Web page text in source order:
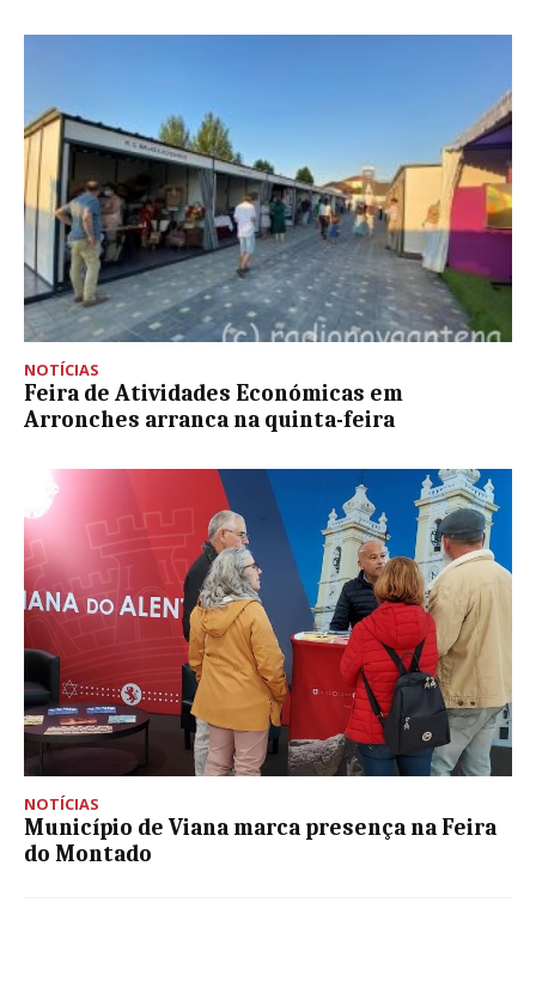
NOTÍCIAS
Feira de Atividades Económicas em
Arronches arranca na quinta-feira
NOTÍCIAS
Município de Viana marca presença na Feira
do Montado